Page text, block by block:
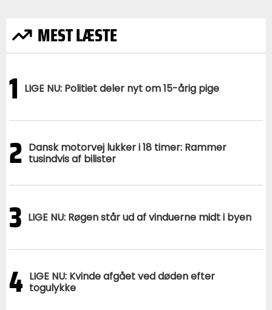
MEST LÆSTE
1 LIGE NU: Politiet deler nyt om 15-årig pige
2 Dansk motorvej lukker i 18 timer: Rammer
tusindvis af bilister
3 LIGE NU: Røgen står ud af vinduerne midt i byen
4 LIGE NU: Kvinde afgået ved døden efter
togulykke